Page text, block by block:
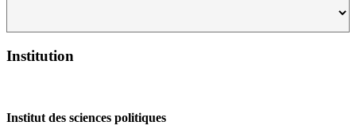
Institution
Institut des sciences politiques